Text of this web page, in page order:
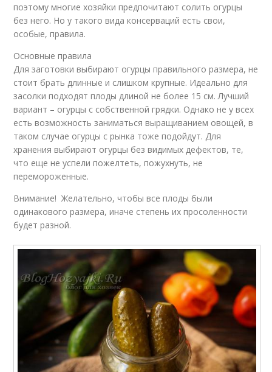
поэтому многие хозяйки предпочитают солить огурцы
без него. Но у такого вида консерваций есть свои,
особые, правила.
Основные правила
Для заготовки выбирают огурцы правильного размера, не
стоит брать длинные и слишком крупные. Идеально для
засолки подходят плоды длиной не более 15 см. Лучший
вариант – огурцы с собственной грядки. Однако не у всех
есть возможность заниматься выращиванием овощей, в
таком случае огурцы с рынка тоже подойдут. Для
хранения выбирают огурцы без видимых дефектов, те,
что еще не успели пожелтеть, пожухнуть, не
перемороженные.
Внимание! Желательно, чтобы все плоды были
одинакового размера, иначе степень их просоленности
будет разной.